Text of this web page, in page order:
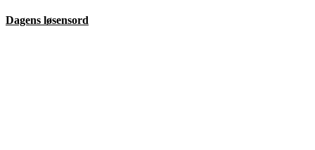
Dagens løsensord